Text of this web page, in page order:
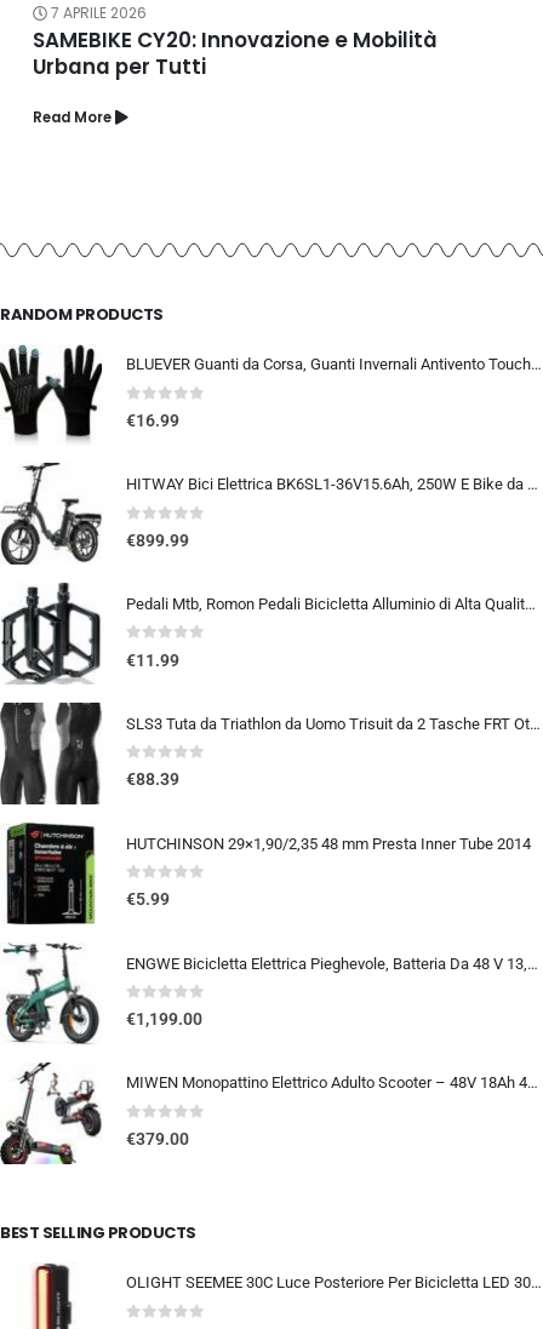
7 APRILE 2026
SAMEBIKE CY20: Innovazione e Mobilità
Urbana per Tutti
Read More
RANDOM PRODUCTS
BLUEVER Guanti da Corsa, Guanti Invernali Antivento Touchscreen Guanti Sportivi Caldi Antiscivolo Idrorepellenti per Uomo Don
0out of 5
€16.99
HITWAY Bici Elettrica BK6SL1-36V15.6Ah, 250W E Bike da 20 pollici, Autonomia 70-150km, 7 Velocità, Controllo APP, Pieghevo…
0out of 5
€899.99
Pedali Mtb, Romon Pedali Bicicletta Alluminio di Alta Qualità e Cuscinetto du Sigillato, Pedali Piatti 9/16 Lavorati a CNC co
0out of 5
€11.99
SLS3 Tuta da Triathlon da Uomo Trisuit da 2 Tasche FRT Ottima vestibilità e comodità | Progettato Tedesco 2019
0out of 5
€88.39
HUTCHINSON 29×1,90/2,35 48 mm Presta Inner Tube 2014
0out of 5
€5.99
ENGWE Bicicletta Elettrica Pieghevole, Batteria Da 48 V 13,5Ah Con Autonomia Fino A 120km, Sensore Di Coppia Con Freni Idraul
0out of 5
€1,199.00
MIWEN Monopattino Elettrico Adulto Scooter – 48V 18Ah 45-55KM di Autonomia monopattino elettrico adulti 11/10.5 Pollici mo…
0out of 5
€379.00
BEST SELLING PRODUCTS
OLIGHT SEEMEE 30C Luce Posteriore Per Bicicletta LED 30 LUMEN Torcia Bici Rossa 5 Modalità Impermeabile IPX6 TYPE-C Fanale Po